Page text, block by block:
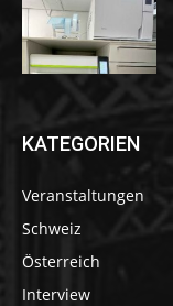
KATEGORIEN
Veranstaltungen
Schweiz
Österreich
Interview